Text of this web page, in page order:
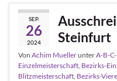
SEP.
26
2024
Steinfurt
Von Achim MuellerunterA-B-
Einzelmeisterschaft Bezirks-
Blitzmeisterschaft Bezirks-